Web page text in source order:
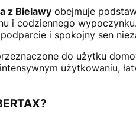
z Bielawy obejmuje
i codziennego
i spokojny sen
do użytku
użytkowaniu,